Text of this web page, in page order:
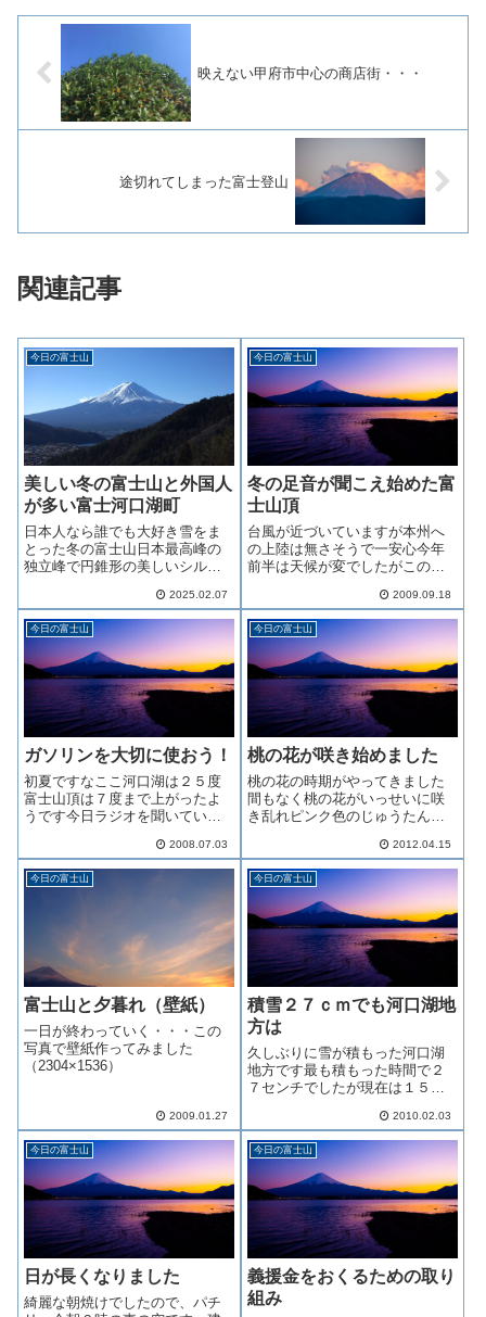
映えない甲府市中心の商店街・・・
途切れてしまった富士登山
関連記事
今日の富士山
美しい冬の富士山と外国人
が多い富士河口湖町
日本人なら誰でも大好き雪をま
とった冬の富士山日本最高峰の
独立峰で円錐形の美しいシルエ
モチーフとしても愛されていま
す撮影ポイントどちら側から見
た富士山が綺麗か静岡県と山梨
県の両県にまたがるためたびた
び論争が起きます...
2025.02.07
今日の富士山
冬の足音が聞こえ始めた富
士山頂
台風が近づいていますが本州へ
の上陸は無さそうで一安心今年
前半は天候が変でしたがこのと
末にかけてはどうでしょうか？
今日の富士山頂の気温は２度朝
は零下になりますので一般の人
が登れる富士山は間もなく終わ
りになりそうです...
2009.09.18
今日の富士山
ガソリンを大切に使おう！
初夏ですなここ河口湖は２５度
富士山頂は７度まで上がったよ
うです今日ラジオを聞いていた
こと私の仕事的には梅雨明けが
早い⇒太陽が照る⇒桃が美味し
い！という図式ですのでありが
たいのですがあまり早く明ける
2008.07.03
今日の富士山
桃の花が咲き始めました
桃の花の時期がやってきました
間もなく桃の花がいっせいに咲
き乱れピンク色のじゅうたんを
年見る光景ですがこの美しさは
格別で県外からも多くの方が訪
れます後日撮影に出かけます
2012.04.15
今日の富士山
富士山と夕暮れ（壁紙）
一日が終わっていく・・・この
写真で壁紙作ってみました
（2304×1536）
2009.01.27
今日の富士山
積雪２７ｃｍでも河口湖地
方は
久しぶりに雪が積もった河口湖
地方です最も積もった時間で２
７センチでしたが現在は１５セ
外はあっという間に消えてしま
いそうです昨日いったんは真っ
白になった富士山も今朝には山
肌に黒い部分が目立ちます 富士
山にはあまり降...
2010.02.03
今日の富士山
日が長くなりました
綺麗な朝焼けでしたので、パチ
今日の富士山
義援金をおくるための取り
組み